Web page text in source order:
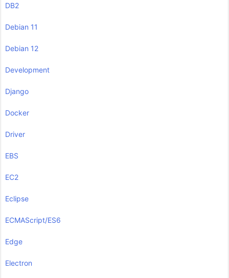
DB2
Debian 11
Debian 12
Development
Django
Docker
Driver
EBS
EC2
Eclipse
ECMAScript/ES6
Edge
Electron